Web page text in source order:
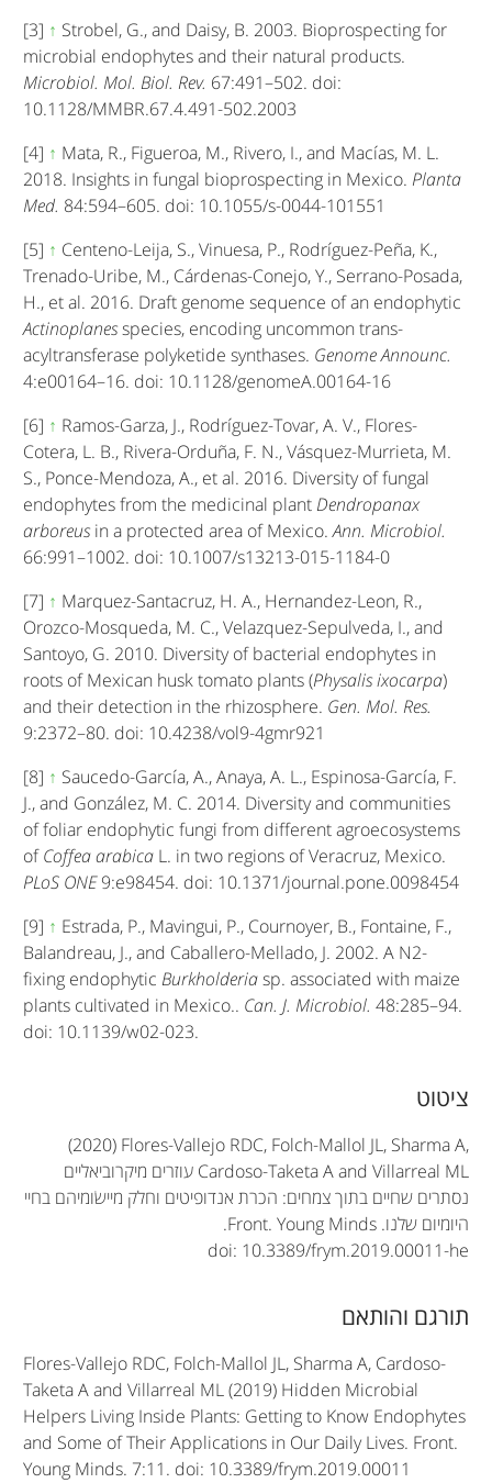
[3] ↑ Strobel, G., and Daisy, B. 2003. Bioprospecting for
microbial endophytes and their natural products.
Microbiol. Mol. Biol. Rev. 67:491–502. doi:
10.1128/MMBR.67.4.491-502.2003
[4] ↑ Mata, R., Figueroa, M., Rivero, I., and Macías, M. L.
2018. Insights in fungal bioprospecting in Mexico.Planta
Med. 84:594–605. doi: 10.1055/s-0044-101551
[5] ↑ Centeno-Leija, S., Vinuesa, P., Rodríguez-Peña, K.,
Trenado-Uribe, M., Cárdenas-Conejo, Y., Serrano-Posada,
H., et al. 2016. Draft genome sequence of an endophytic
Actinoplanesspecies, encoding uncommon trans-
acyltransferase polyketide synthases.Genome Announc.
4:e00164–16. doi: 10.1128/genomeA.00164-16
[6] ↑ Ramos-Garza, J., Rodríguez-Tovar, A. V., Flores-
Cotera, L. B., Rivera-Orduña, F. N., Vásquez-Murrieta, M.
S., Ponce-Mendoza, A., et al. 2016. Diversity of fungal
endophytes from the medicinal plantDendropanax
arboreusin a protected area of Mexico.Ann. Microbiol.
66:991–1002. doi: 10.1007/s13213-015-1184-0
[7] ↑ Marquez-Santacruz, H. A., Hernandez-Leon, R.,
Orozco-Mosqueda, M. C., Velazquez-Sepulveda, I., and
Santoyo, G. 2010. Diversity of bacterial endophytes in
roots of Mexican husk tomato plants (Physalis ixocarpa)
and their detection in the rhizosphere.Gen. Mol. Res.
9:2372–80. doi: 10.4238/vol9-4gmr921
[8] ↑ Saucedo-García, A., Anaya, A. L., Espinosa-García, F.
J., and González, M. C. 2014. Diversity and communities
of foliar endophytic fungi from different agroecosystems
ofCoffea arabica L. in two regions of Veracruz, Mexico.
PLoS ONE9:e98454. doi: 10.1371/journal.pone.0098454
[9] ↑ Estrada, P., Mavingui, P., Cournoyer, B., Fontaine, F.,
Balandreau, J., and Caballero-Mellado, J. 2002. A N2-
fixing endophyticBurkholderiasp. associated with maize
plants cultivated in Mexico..Can. J. Microbiol. 48:285–94.
doi: 10.1139/w02-023.
A
r
t
i
c
e
n
ציטוט
(2020) Flores-Vallejo RDC, Folch-Mallol JL, Sharma A,
Cardoso-Taketa A and Villarreal ML עוזרים מיקרוביאליים
נסתרים שחיים בתוך צמחים: הכרת אנדופיטים וחלק מיישׂומיהם בחיי
היומיום שלנו. Front. Young Minds
.
doi: 10.3389/frym.2019.00011-he
תורגם והותאם
Flores-Vallejo RDC, Folch-Mallol JL, Sharma A, Cardoso-
Taketa A and Villarreal ML (2019) Hidden Microbial
Helpers Living Inside Plants: Getting to Know Endophytes
and Some of Their Applications in Our Daily Lives. Front.
Young Minds. 7:11. doi: 10.3389/frym.2019.00011